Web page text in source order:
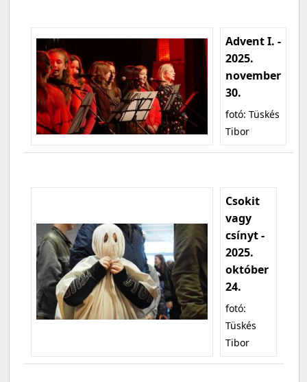
Advent I. -
2025.
november
30.
fotó: Tüskés
Tibor
Csokit
vagy
csínyt -
2025.
október
24.
fotó:
Tüskés
Tibor